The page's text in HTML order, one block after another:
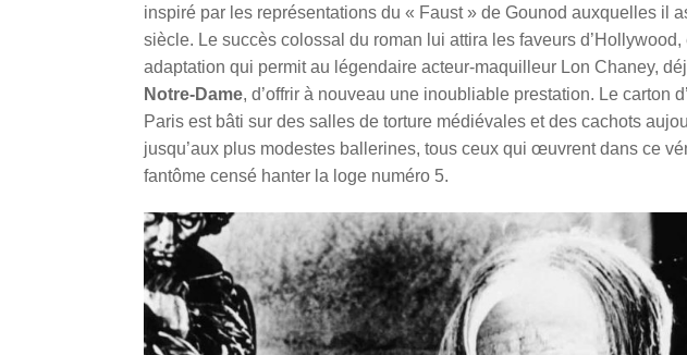
inspiré par les représentations du « Faust » de Gounod auxquelles il
siècle. Le succès colossal du roman lui attira les faveurs
adaptation qui permit au légendaire acteur-maquilleur Lon Chaney,
Notre-Dame, d’offrir à nouveau une inoubliable prestation. Le carton
Paris est bâti sur des salles de torture médiévales et des cachots
jusqu’aux plus modestes ballerines, tous ceux qui œuvrent dans ce
fantôme censé hanter la loge numéro 5.